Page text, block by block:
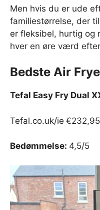
Men hvis du er ude
familiestørrelse, der
er fleksibel, hurtig og
hver en øre værd
Bedste Air
Tefal Easy Fry Dual
Tefal.co.uk/ie €232,95
Bedømmelse: 4,5/5